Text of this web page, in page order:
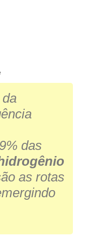
da
das
as rotas